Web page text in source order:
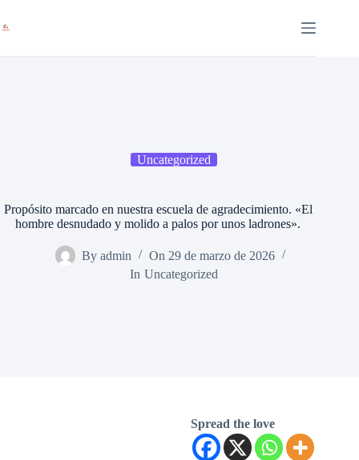
contenido
Uncategorized
Propósito marcado en nuestra escuela de agradecimiento. «El
hombre desnudado y molido a palos por unos ladrones».
By admin On 29 de marzo de 2026
In Uncategorized
Spread the love